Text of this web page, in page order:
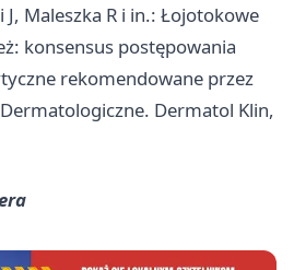
J, Maleszka R i in.: Łojotokowe
konsensus postępowania
rekomendowane przez
Dermatol Klin,